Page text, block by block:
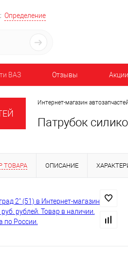
Определение
ВАЗ Отзывы Акции
Интернет-магазин автозапчастей
Патрубок
ТОВАРА ОПИСАНИЕ